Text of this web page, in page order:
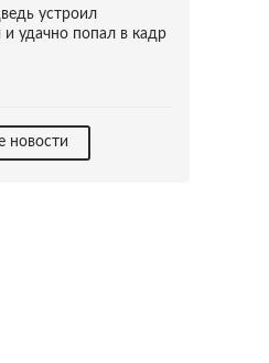
устроил
удачно попал в кадр
новости